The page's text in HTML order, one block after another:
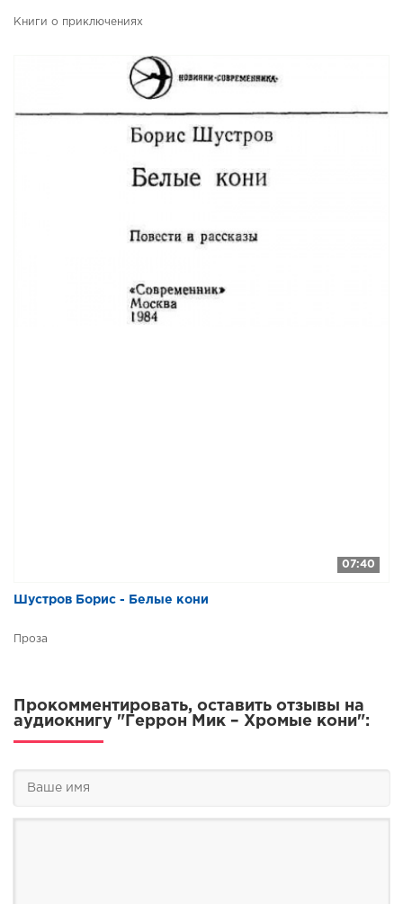
Книги о приключениях
07:40
Шустров Борис - Белые кони
Проза
Прокомментировать, оставить отзывы на
аудиокнигу "Геррон Мик – Хромые кони":